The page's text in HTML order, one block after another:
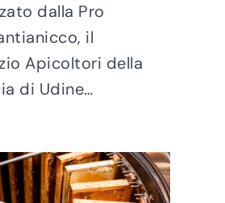
dalla Pro
il
Apicoltori della
di Udine…